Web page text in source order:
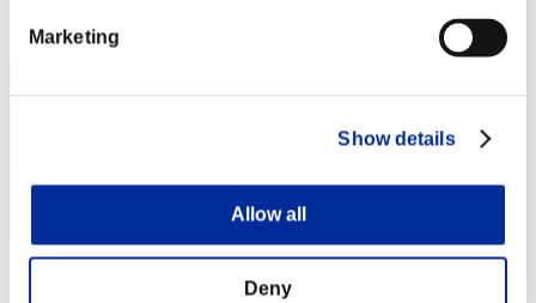
Marketing
Show details
Allow all
Deny
53